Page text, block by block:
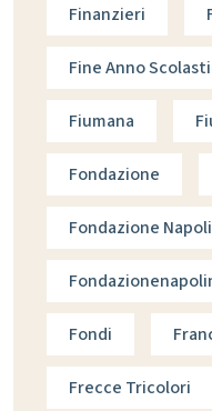
Finanzieri
Fine Anno
Fiumana
Fondazione
Fondazione
Fondi
Frecce Tricolori